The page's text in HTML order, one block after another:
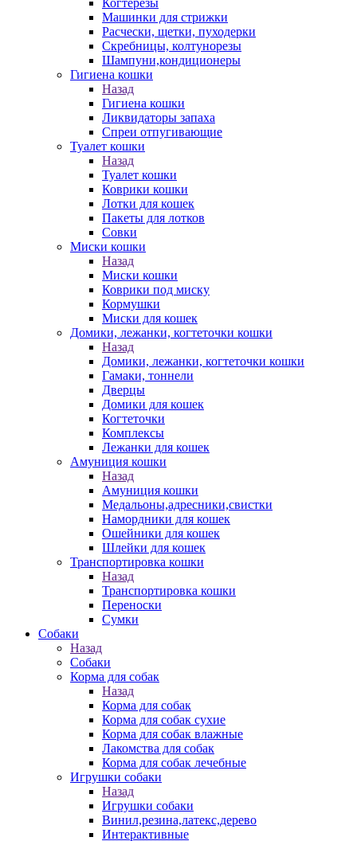
Когтерезы
Машинки для стрижки
Расчески, щетки, пуходерки
Скребницы, колтунорезы
Шампуни,кондиционеры
Гигиена кошки
Назад
Гигиена кошки
Ликвидаторы запаха
Спреи отпугивающие
Туалет кошки
Назад
Туалет кошки
Коврики кошки
Лотки для кошек
Пакеты для лотков
Совки
Миски кошки
Назад
Миски кошки
Коврики под миску
Кормушки
Миски для кошек
Домики, лежанки, когтеточки кошки
Назад
Домики, лежанки, когтеточки кошки
Гамаки, тоннели
Дверцы
Домики для кошек
Когтеточки
Комплексы
Лежанки для кошек
Амуниция кошки
Назад
Амуниция кошки
Медальоны,адресники,свистки
Намордники для кошек
Ошейники для кошек
Шлейки для кошек
Транспортировка кошки
Назад
Транспортировка кошки
Переноски
Сумки
Собаки
Назад
Собаки
Корма для собак
Назад
Корма для собак
Корма для собак сухие
Корма для собак влажные
Лакомства для собак
Корма для собак лечебные
Игрушки собаки
Назад
Игрушки собаки
Винил,резина,латекс,дерево
Интерактивные